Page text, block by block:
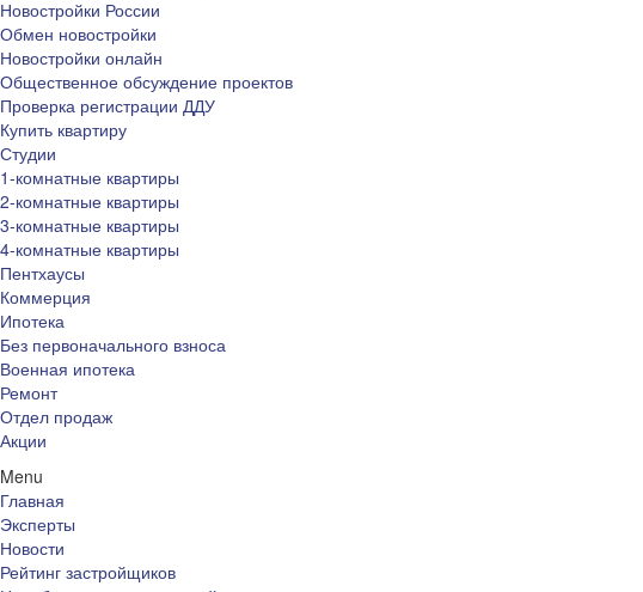
Новостройки России
Обмен новостройки
Новостройки онлайн
Общественное обсуждение проектов
Проверка регистрации ДДУ
Купить квартиру
Студии
1-комнатные квартиры
2-комнатные квартиры
3-комнатные квартиры
4-комнатные квартиры
Пентхаусы
Коммерция
Ипотека
Без первоначального взноса
Военная ипотека
Ремонт
Отдел продаж
Акции
Menu
Главная
Эксперты
Новости
Рейтинг застройщиков